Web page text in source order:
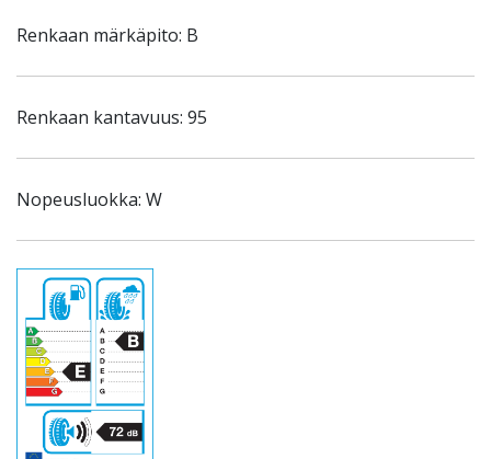
Renkaan märkäpito: B
Renkaan kantavuus: 95
Nopeusluokka: W